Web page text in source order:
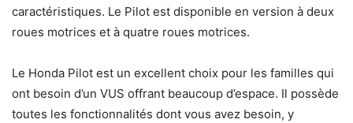
caractéristiques. Le Pilot est disponible en version à deux
roues motrices et à quatre roues motrices.
Le Honda Pilot est un excellent choix pour les familles qui
ont besoin d’un VUS offrant beaucoup d’espace. Il possède
toutes les fonctionnalités dont vous avez besoin, y